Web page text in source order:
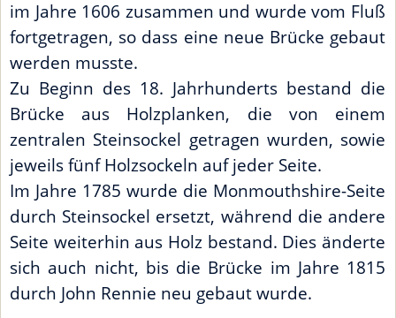
im Jahre 1606 zusammen und wurde vom Fluß
fortgetragen, so dass eine neue Brücke gebaut
werden musste.
Zu Beginn des 18. Jahrhunderts bestand die
Brücke aus Holzplanken, die von einem
zentralen Steinsockel getragen wurden, sowie
jeweils fünf Holzsockeln auf jeder Seite.
Im Jahre 1785 wurde die Monmouthshire-Seite
durch Steinsockel ersetzt, während die andere
Seite weiterhin aus Holz bestand. Dies änderte
sich auch nicht, bis die Brücke im Jahre 1815
durch John Rennie neu gebaut wurde.